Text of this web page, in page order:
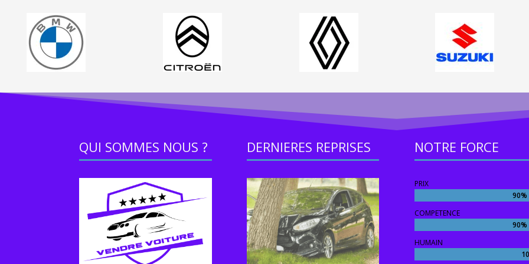
QUI SOMMES NOUS ? DERNIERES REPRISES NOTRE FORCE
PRIX
90%
90%
COMPETENCE
90%
90%
HUMAIN